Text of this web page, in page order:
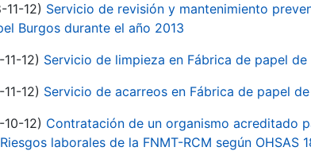
11-12) Servicio de revisión y mantenimiento
Burgos durante el año 2013
11-12) Servicio de limpieza en Fábrica de papel de
11-12) Servicio de acarreos en Fábrica de papel
10-12) Contratación de un organismo acreditado
laborales de la FNMT-RCM según OHSAS